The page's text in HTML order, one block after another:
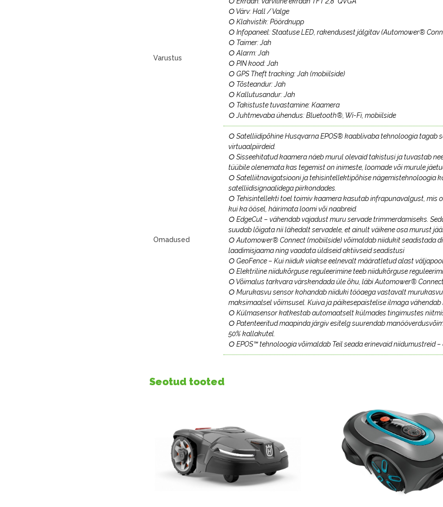
Varustus
○ Värv: Hall / Valge
○ Klahvistik: Pöördnupp
○ Infopaneel: Staatuse LED, rakendusest jälgitav (Automower®
○ Taimer: Jah
○ Alarm: Jah
○ PIN kood: Jah
○ GPS Theft tracking: Jah (mobiilside)
○ Tõsteandur: Jah
○ Kallutusandur: Jah
○ Takistuste tuvastamine: Kaamera
○ Juhtmevaba ühendus: Bluetooth®, Wi-Fi, mobiilside
Omadused
○ Satelliidipõhine Husqvarna EPOS® kaablivaba tehnoloogia tagab
virtuaalpiirdeid.
○ Sisseehitatud kaamera näeb murul olevaid takistusi ja tuvastab
tüübile olenemata kas tegemist on inimeste, loomade või murule
○ Satelliitnavigatsiooni ja tehisintellektipõhise nägemistehnoloogia
satelliidisignaalidega piirkondades.
○ Tehisintellekti toel toimiv kaamera kasutab infrapunavalgust, mis
kui ka öösel, häirimata loomi või naabreid.
○ EdgeCut – vähendab vajadust muru servade trimmerdamiseks.
suudab lõigata nii lähedalt servadele, et ainult väikene osa murust
○ Automower® Connect (mobiilside) võimaldab niidukit seadistada
laadimisjaama ning vaadata üldiseid aktiivseid seadistusi
○ GeoFence – Kui niiduk viiakse eelnevalt määratletud alast
○ Elektriline niidukõrguse reguleerimine teeb niidukõrguse
○ Võimalus tarkvara värskendada üle õhu, läbi Automower®
○ Murukasvu sensor kohandab niiduki tööaega vastavalt
maksimaalsel võimsusel. Kuiva ja päikesepaistelise ilmaga
○ Külmasensor katkestab automaatselt külmades tingimustes
○ Patenteeritud maapinda järgiv esitelg suurendab
50% kallakutel.
○ EPOS™ tehnoloogia võimaldab Teil seada erinevaid niidumustreid
Seotud tooted